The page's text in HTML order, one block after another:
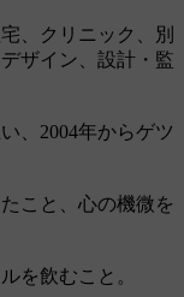
、クリニック、別
ザイン、設計・監
、2004年からゲツ
こと、心の機微を
を飲むこと。